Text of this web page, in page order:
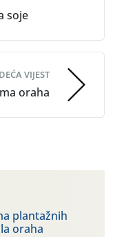
soje
VIJEST
oraha
plantažnih
oraha